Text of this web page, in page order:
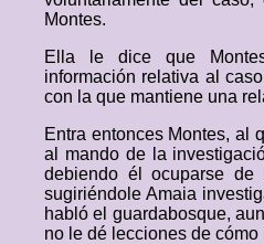
Montes.
Ella le dice que
información relativa al
con la que mantiene una
Entra entonces Montes, al
al mando de la
debiendo él ocuparse de
sugiriéndole Amaia
habló el guardabosque,
no le dé lecciones de cómo